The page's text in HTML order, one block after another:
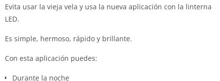
Evita usar la vieja vela y usa la nueva aplicación con la linterna
LED.
Es simple, hermoso, rápido y brillante.
Con esta aplicación puedes:
Durante la noche